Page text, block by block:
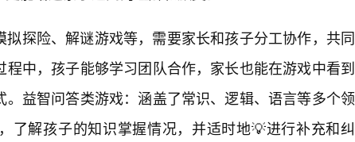
拟探险、解谜游戏等，需要家长和孩子分工协作，共同
中，孩子能够学习团队合作，家长也能在游戏中看到
益智问答类游戏：涵盖了常识、逻辑、语言等多个领
了解孩子的知识掌握情况，并适时地💡进行补充和纠